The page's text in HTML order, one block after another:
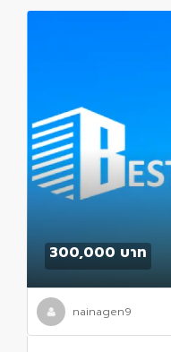
300,000 บาท
nainagen9